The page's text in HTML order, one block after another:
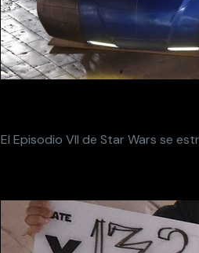
El Episodio VII de Star Wars se